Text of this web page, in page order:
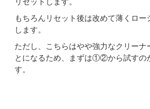
もちろんリセット後は改めて薄くロー
します。
ただし、こちらはやや強力なクリーナ
とになるため、まずは①②から試すの
す。